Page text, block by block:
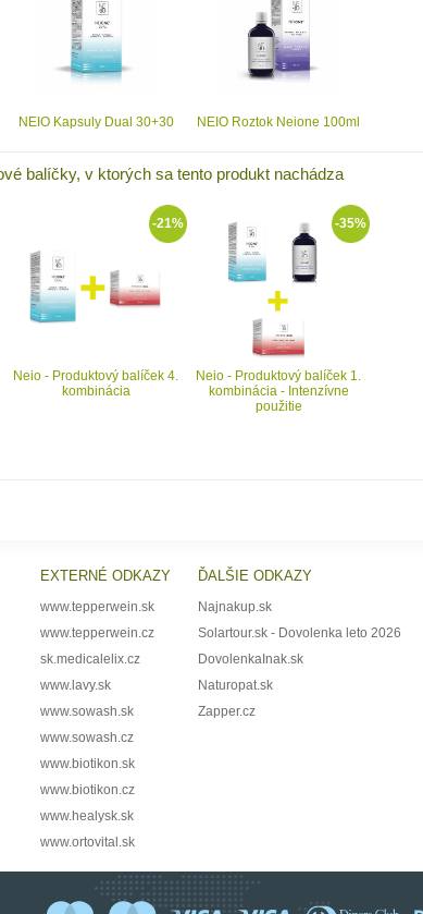
NEIO Kapsuly Dual 30+30 NEIO Roztok Neione 100ml
balíčky, v ktorých sa tento produkt nachádza
-21%
Neio - Produktový balíček 4.
kombinácia
-35%
Neio - Produktový balíček 1.
kombinácia - Intenzívne
použitie
EXTERNÉ ODKAZY
www.tepperwein.sk
www.tepperwein.cz
sk.medicalelix.cz
www.lavy.sk
www.sowash.sk
www.sowash.cz
www.biotikon.sk
www.biotikon.cz
www.healysk.sk
www.ortovital.sk
ĎALŠIE ODKAZY
Najnakup.sk
Solartour.sk - Dovolenka leto 2026
DovolenkaInak.sk
Naturopat.sk
Zapper.cz